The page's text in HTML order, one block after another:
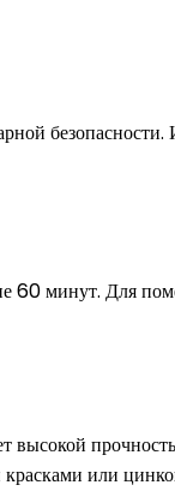
60 минут. Для
высокой
или